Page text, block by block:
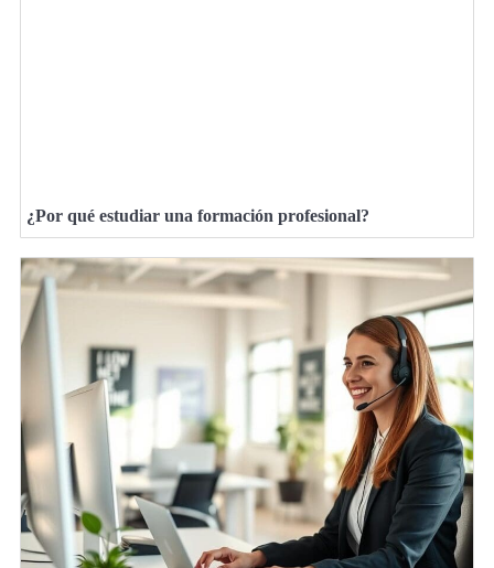
¿Por qué estudiar una formación profesional?